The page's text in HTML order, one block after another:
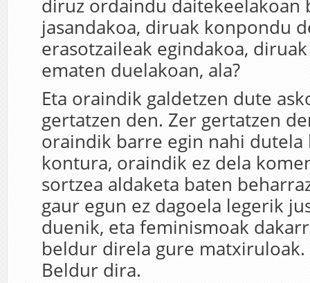
diruz ordaindu daitekeelakoan
jasandakoa, diruak konpondu
erasotzaileak egindakoa,
ematen duelakoan, ala?
Eta oraindik galdetzen dute
gertatzen den. Zer gertatzen
oraindik barre egin nahi dutela
kontura, oraindik ez dela
sortzea aldaketa baten
gaur egun ez dagoela legerik
duenik, eta feminismoak
beldur direla gure matxiruloak.
Beldur dira.